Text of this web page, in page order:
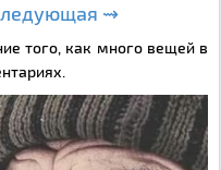
⇝
того, как много вещей в